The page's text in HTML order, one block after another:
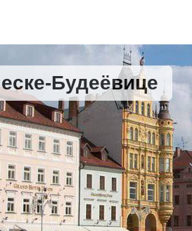
Будеёвице